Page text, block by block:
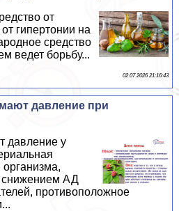
от
гипертонии на
средство
ведет борьбу...
02 07 2026 21:16:43
давление при
давление у
снижением АД
противоположное